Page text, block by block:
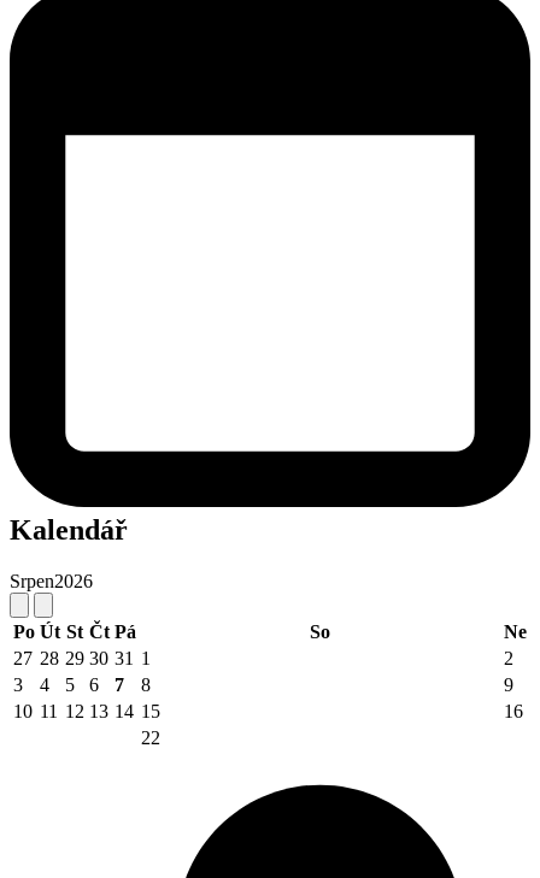
Kalendář
Srpen2026
Po Út St Čt Pá So
Ne
27 28 29 30 31 1
2
3
4 5 6 7 8
9
10 11 12 13 14 15
16
22